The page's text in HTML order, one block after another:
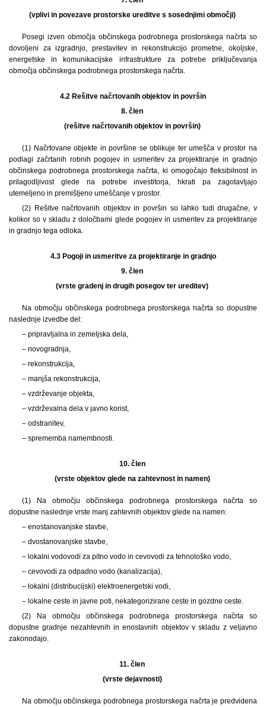
(vplivi in povezave prostorske ureditve s sosednjimi območji)
Posegi izven območja občinskega podrobnega prostorskega načrta so
dovoljeni za izgradnjo, prestavitev in rekonstrukcijo prometne, okoljske,
energetske in komunikacijske infrastrukture za potrebe priključevanja
območja občinskega podrobnega prostorskega načrta.
4.2 Rešitve načrtovanih objektov in površin
8. člen
(rešitve načrtovanih objektov in površin)
(1) Načrtovane objekte in površine se oblikuje ter umešča v prostor na
podlagi začrtanih robnih pogojev in usmeritev za projektiranje in gradnjo
občinskega podrobnega prostorskega načrta, ki omogočajo fleksibilnost in
prilagodljivost glede na potrebe investitorja, hkrati pa zagotavljajo
utemeljeno in premišljeno umeščanje v prostor.
(2) Rešitve načrtovanih objektov in površin so lahko tudi drugačne, v
kolikor so v skladu z določbami glede pogojev in usmeritev za projektiranje
in gradnjo tega odloka.
4.3 Pogoji in usmeritve za projektiranje in gradnjo
9. člen
(vrste gradenj in drugih posegov ter ureditev)
Na območju občinskega podrobnega prostorskega načrta so dopustne
naslednje izvedbe del:
– pripravljalna in zemeljska dela,
– novogradnja,
– rekonstrukcija,
– manjša rekonstrukcija,
– vzdrževanje objekta,
– vzdrževalna dela v javno korist,
– odstranitev,
– sprememba namembnosti.
10. člen
(vrste objektov glede na zahtevnost in namen)
(1) Na območju občinskega podrobnega prostorskega načrta so
dopustne naslednje vrste manj zahtevnih objektov glede na namen:
– enostanovanjske stavbe,
– dvostanovanjske stavbe,
– lokalni vodovodi za pitno vodo in cevovodi za tehnološko vodo,
– cevovodi za odpadno vodo (kanalizacija),
– lokalni (distribucijski) elektroenergetski vodi,
– lokalne ceste in javne poti, nekategorizirane ceste in gozdne ceste.
(2) Na območju občinskega podrobnega prostorskega načrta so
dopustne gradnje nezahtevnih in enostavnih objektov v skladu z veljavno
zakonodajo.
11. člen
(vrste dejavnosti)
Na območju občinskega podrobnega prostorskega načrta je predvidena